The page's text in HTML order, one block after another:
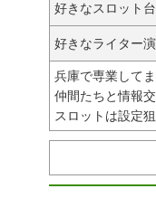
好きなスロット台
好きなライター
兵庫で専業して
仲間たちと情報
スロットは設定